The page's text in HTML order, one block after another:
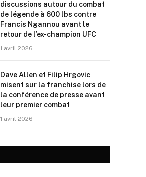
discussions autour du combat
de légende à 600 lbs contre
Francis Ngannou avant le
retour de l’ex-champion UFC
1 avril 2026
Dave Allen et Filip Hrgovic
misent sur la franchise lors de
la conférence de presse avant
leur premier combat
1 avril 2026